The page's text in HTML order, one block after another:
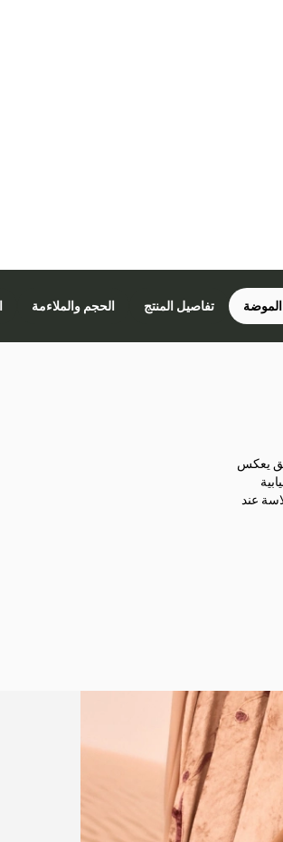
تفاصيل المنتج الحجم والملاءمة
يعكس
عند